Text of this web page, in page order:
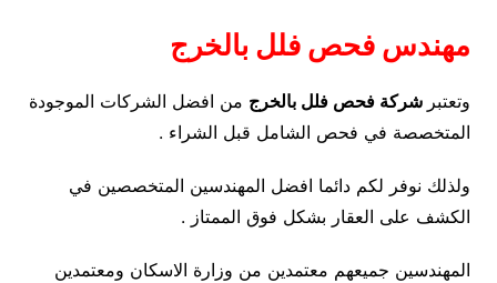
مهندس فحص فلل بالخرج
وتعتبر شركة فحص فلل بالخرج من افضل الشركات الموجودة
المتخصصة في فحص الشامل قبل الشراء .
ولذلك نوفر لكم دائما افضل المهندسين المتخصصين في
الكشف على العقار بشكل فوق الممتاز .
المهندسين جميعهم معتمدين من وزارة الاسكان ومعتمدين